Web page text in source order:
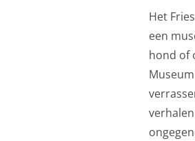
Het
een
hond of